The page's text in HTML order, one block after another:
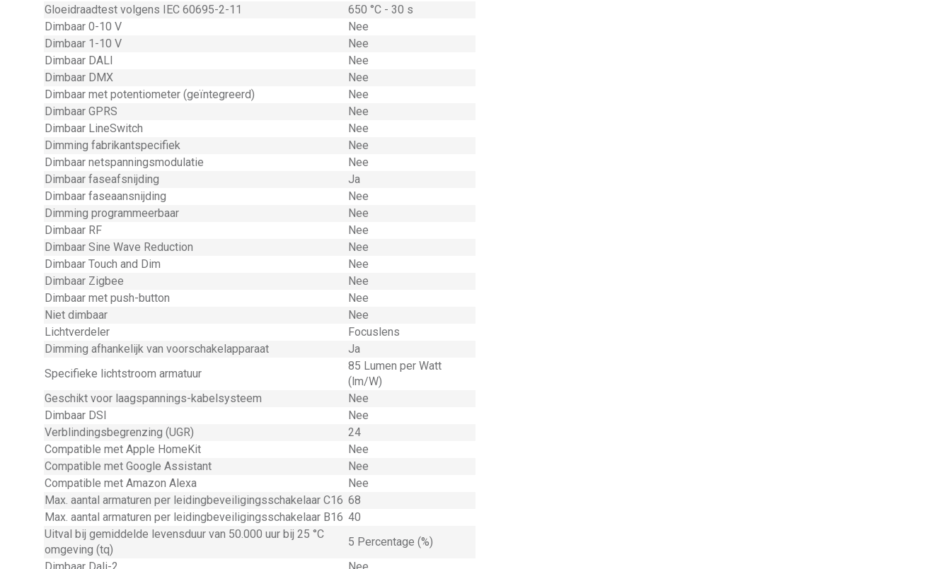
Gloeidraadtest volgens IEC 60695-2-11
650 °C - 30 s
Dimbaar 0-10 V
Nee
Dimbaar 1-10 V
Nee
Dimbaar DALI
Nee
Dimbaar DMX
Nee
Dimbaar met potentiometer (geïntegreerd)
Nee
Dimbaar GPRS
Nee
Dimbaar LineSwitch
Nee
Dimming fabrikantspecifiek
Nee
Dimbaar netspanningsmodulatie
Nee
Dimbaar faseafsnijding
Ja
Dimbaar faseaansnijding
Nee
Dimming programmeerbaar
Nee
Dimbaar RF
Nee
Dimbaar Sine Wave Reduction
Nee
Dimbaar Touch and Dim
Nee
Dimbaar Zigbee
Nee
Dimbaar met push-button
Nee
Niet dimbaar
Nee
Lichtverdeler
Focuslens
Dimming afhankelijk van voorschakelapparaat
Ja
Specifieke lichtstroom armatuur
85 Lumen per Watt
(lm/W)
Geschikt voor laagspannings-kabelsysteem
Nee
Dimbaar DSI
Nee
Verblindingsbegrenzing (UGR)
24
Compatible met Apple HomeKit
Nee
Compatible met Google Assistant
Nee
Compatible met Amazon Alexa
Nee
Max. aantal armaturen per leidingbeveiligingsschakelaar C16 68
Max. aantal armaturen per leidingbeveiligingsschakelaar B16 40
Uitval bij gemiddelde levensduur van 50.000 uur bij 25 °C
omgeving (tq)
5 Percentage (%)